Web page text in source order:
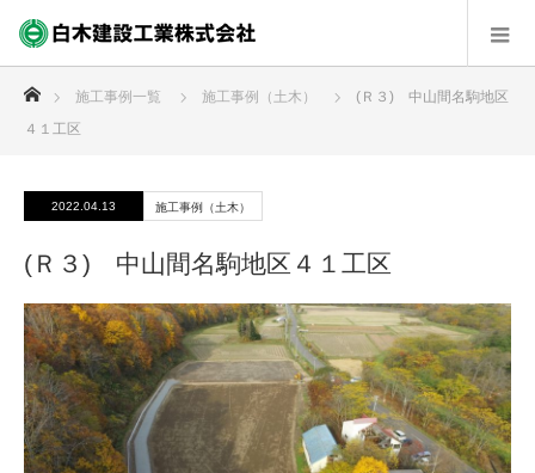
ホーム
施工事例一覧 施工事例（土木）
(Ｒ３) 中山間名駒地区
４１工区
2022.04.13 施工事例（土木）
(Ｒ３) 中山間名駒地区４１工区